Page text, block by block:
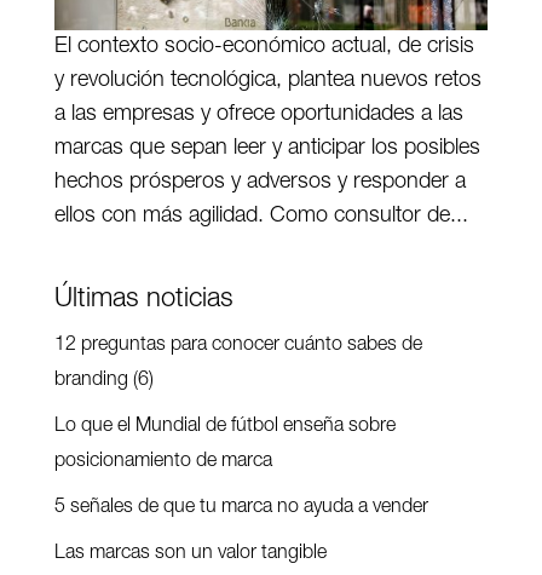
El contexto socio-económico actual, de crisis
y revolución tecnológica, plantea nuevos retos
a las empresas y ofrece oportunidades a las
marcas que sepan leer y anticipar los posibles
hechos prósperos y adversos y responder a
ellos con más agilidad. Como consultor de...
Últimas noticias
12 preguntas para conocer cuánto sabes de
branding (6)
Lo que el Mundial de fútbol enseña sobre
posicionamiento de marca
5 señales de que tu marca no ayuda a vender
Las marcas son un valor tangible